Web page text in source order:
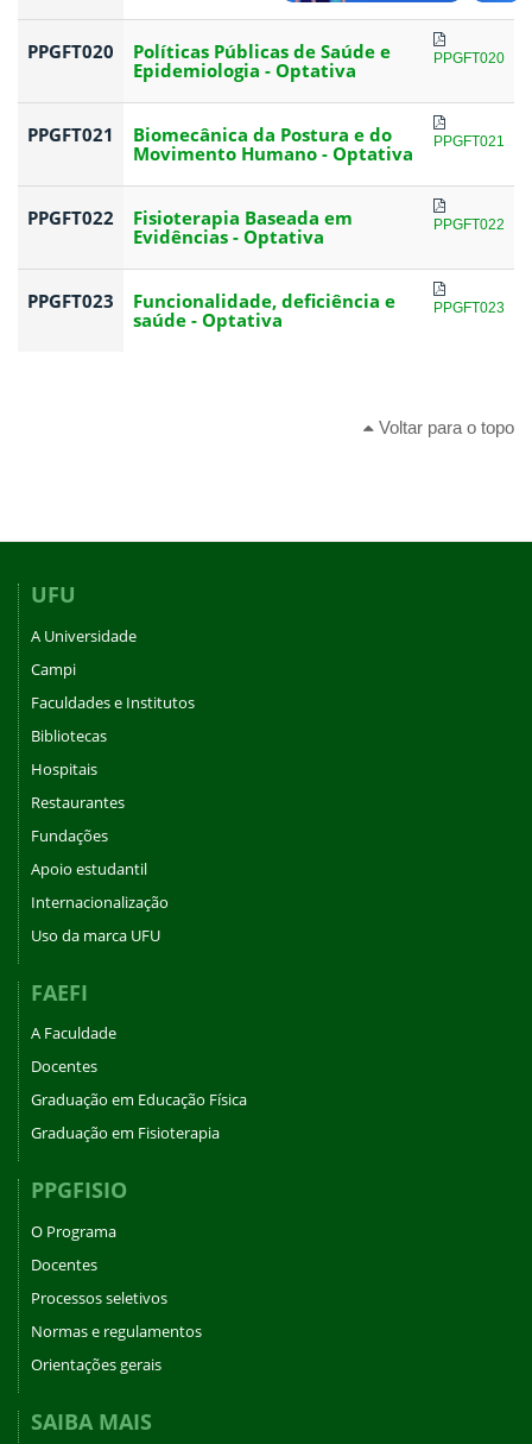
PPGFT020
Políticas Públicas de Saúde e
Epidemiologia - Optativa
PPGFT020
PPGFT021
Biomecânica da Postura e do
Movimento Humano - Optativa
PPGFT021
PPGFT022
Fisioterapia Baseada em
Evidências - Optativa
PPGFT022
PPGFT023
Funcionalidade, deficiência e
saúde - Optativa
PPGFT023
Voltar para o topo
UFU
A Universidade
Campi
Faculdades e Institutos
Bibliotecas
Hospitais
Restaurantes
Fundações
Apoio estudantil
Internacionalização
Uso da marca UFU
FAEFI
A Faculdade
Docentes
Graduação em Educação Física
Graduação em Fisioterapia
PPGFISIO
O Programa
Docentes
Processos seletivos
Normas e regulamentos
Orientações gerais
SAIBA MAIS